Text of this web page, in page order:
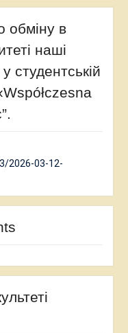
обміну в
наші
студентській
2026-03-12-